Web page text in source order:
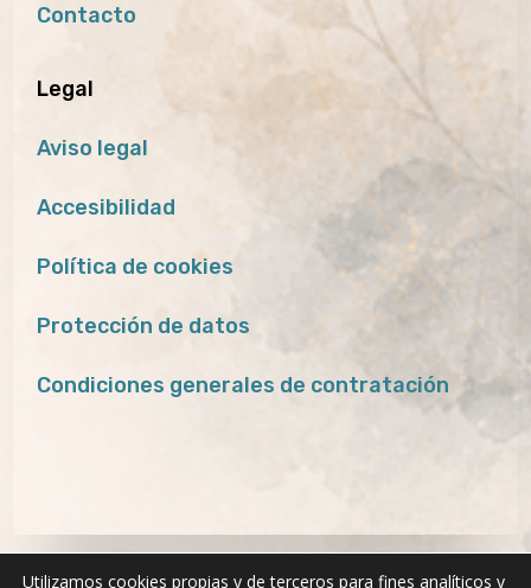
Contacto
Legal
Aviso legal
Accesibilidad
Política de cookies
Protección de datos
Condiciones generales de contratación
Utilizamos cookies propias y de terceros para fines analíticos y